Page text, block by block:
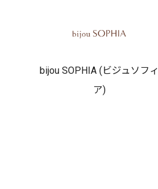
bijou SOPHIA (ビジュソフィ
ア)